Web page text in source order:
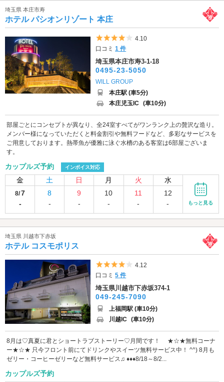
埼玉県 本庄市寿
ホテル パシオンリゾート 本庄
5つ星のうち4
4.10
口コミ1 件
埼玉県本庄市寿3-1-18
0495-23-5050
WILL GROUP
本庄駅 (車5分)
本庄児玉IC (車10分)
部屋ごとにコンセプトが異なり、全24室すべてがワンランク上の贅沢な造り。
メンバー様になっていただくと料金割引や無料フードなど、多彩なサービスを
ご用意しております。熱帯魚が優雅に泳ぐ水槽のある客室は6部屋ございま
す。
カップルズ予約 インボイス対応
金 土 日 月 火 水
8/7
-
8
-
9
-
10
-
11
-
12
-
もっと見る
埼玉県 川越市下赤坂
ホテル コスモポリス
5つ星のうち4
4.12
口コミ5 件
埼玉県川越市下赤坂374-1
049-245-7090
上福岡駅 (車10分)
川越IC (車10分)
8月は♡真夏に君とショートラブストーリー♡月間です！ ★☆★無料コーナ
ー★☆★ 只今フロント前にてドリンクやスイーツ無料サービス中！ ^^) 8月も
ゼリー・コーヒーゼリーなど無料サービス♫ ♦♦♦8/18～8/2...
カップルズ予約